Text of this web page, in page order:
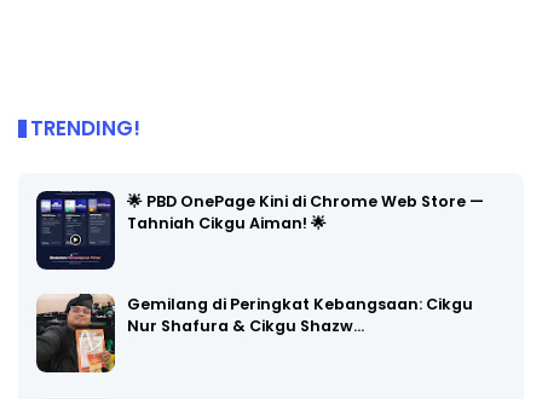
TRENDING!
🌟 PBD OnePage Kini di Chrome Web Store —
Tahniah Cikgu Aiman! 🌟
Gemilang di Peringkat Kebangsaan: Cikgu
Nur Shafura & Cikgu Shazw…